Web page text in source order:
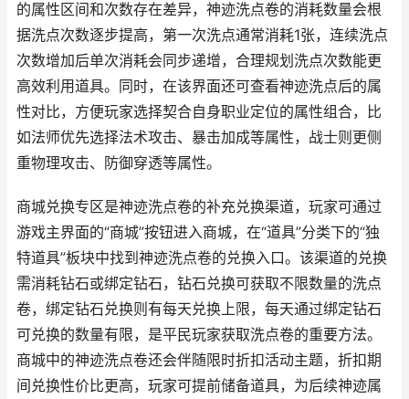
的属性区间和次数存在差异，神迹洗点卷的消耗数量会根
据洗点次数逐步提高，第一次洗点通常消耗1张，连续洗点
次数增加后单次消耗会同步递增，合理规划洗点次数能更
高效利用道具。同时，在该界面还可查看神迹洗点后的属
性对比，方便玩家选择契合自身职业定位的属性组合，比
如法师优先选择法术攻击、暴击加成等属性，战士则更侧
重物理攻击、防御穿透等属性。
商城兑换专区是神迹洗点卷的补充兑换渠道，玩家可通过
游戏主界面的“商城”按钮进入商城，在“道具”分类下的“独
特道具”板块中找到神迹洗点卷的兑换入口。该渠道的兑换
需消耗钻石或绑定钻石，钻石兑换可获取不限数量的洗点
卷，绑定钻石兑换则有每天兑换上限，每天通过绑定钻石
可兑换的数量有限，是平民玩家获取洗点卷的重要方法。
商城中的神迹洗点卷还会伴随限时折扣活动主题，折扣期
间兑换性价比更高，玩家可提前储备道具，为后续神迹属